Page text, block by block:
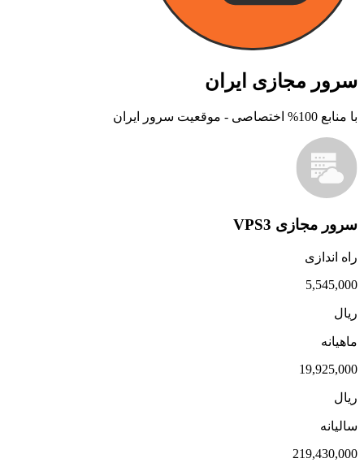
سرور مجازی ایران
با منابع 100% اختصاصی - موقعیت سرور ایران
سرور مجازی VPS3
راه اندازی
5,545,000
ریال
ماهیانه
19,925,000
ریال
سالیانه
219,430,000